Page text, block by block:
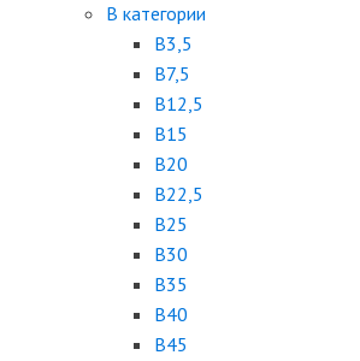
B категории
B3,5
B7,5
B12,5
B15
B20
B22,5
B25
B30
B35
B40
B45